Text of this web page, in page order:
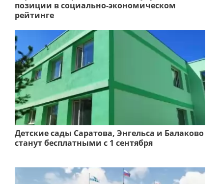
позиции в социально-экономическом
рейтинге
Детские сады Саратова, Энгельса и Балаково
станут бесплатными с 1 сентября